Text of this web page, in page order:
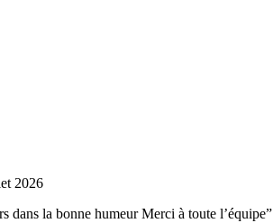
2026
dans la bonne humeur Merci à toute l’équipe”